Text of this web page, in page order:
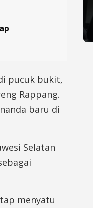
pucuk bukit,
Rappang.
baru di
Selatan
menyatu